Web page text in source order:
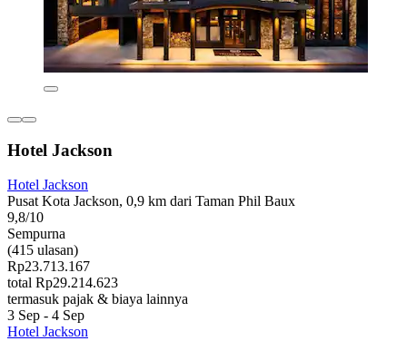
Hotel Jackson
Hotel Jackson
Pusat Kota Jackson, 0,9 km dari Taman Phil Baux
9,8/10
Sempurna
(415 ulasan)
Rp23.713.167
total Rp29.214.623
termasuk pajak & biaya lainnya
3 Sep - 4 Sep
Hotel Jackson